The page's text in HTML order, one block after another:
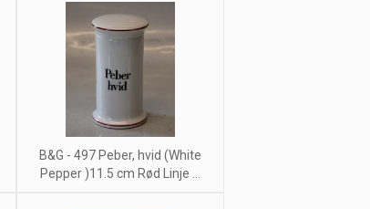
B&G - 497 Peber, hvid (White
Pepper )11.5 cm Rød Linje ...